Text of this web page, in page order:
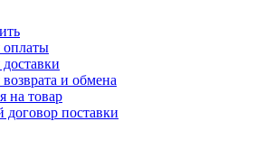
оплаты
и обмена
на товар
договор поставки